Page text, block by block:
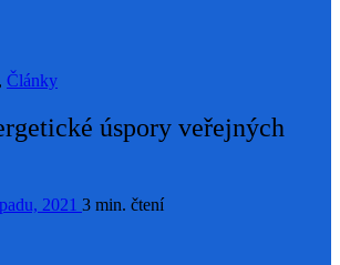
Články
úspory veřejných
2021 3 min. čtení